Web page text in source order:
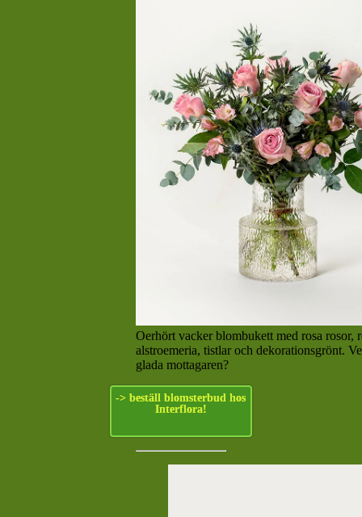
Oerhört vacker blombukett med rosa rosor,
alstroemeria, tistlar och dekorationsgrönt.
glada mottagaren?
-> beställ blomsterbud hos
Interflora!